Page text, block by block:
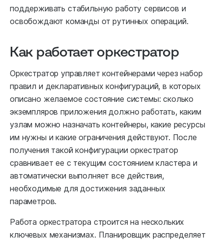
поддерживать стабильную работу сервисов и
освобождают команды от рутинных операций.
Как работает оркестратор
Оркестратор управляет контейнерами через набор
правил и декларативных конфигураций, в которых
описано желаемое состояние системы: сколько
экземпляров приложения должно работать, каким
узлам можно назначать контейнеры, какие ресурсы
им нужны и какие ограничения действуют. После
получения такой конфигурации оркестратор
сравнивает ее с текущим состоянием кластера и
автоматически выполняет все действия,
необходимые для достижения заданных
параметров.
Работа оркестратора строится на нескольких
ключевых механизмах. Планировщик распределяет